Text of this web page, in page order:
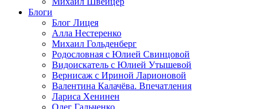
Блоги
Блог Лицея
Алла Нестеренко
Михаил Гольденберг
Родословная с Юлией Свинцовой
Видоискатель с Юлией Утышевой
Вернисаж с Ириной Ларионовой
Валентина Калачёва. Впечатления
Лариса Хенинен
Олег Гальченко